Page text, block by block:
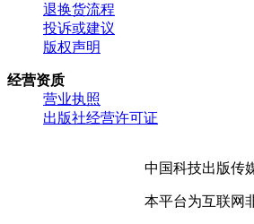
退换货流程
投诉或建议
版权声明
经营资质
营业执照
出版社经营许可证
中国科技出版传
本平台为互联网